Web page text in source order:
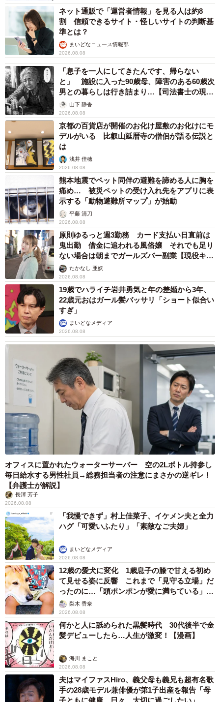
娘が受験をしました。一部の学校では、公式には推薦状を
求めていないにもかかわらず、実際には「有力者からの推
薦状」が合否に影響を与えるという噂が立つことがありま
す。そのために、親が知り合いやコネを駆使して推薦状を
集めることに奔走し、結局は「関係者」の力が試験の結果
を左右するような世界です。願書出願の時も、「ここはこ
う書いたほうがいい」とか「これはこうしないといけな
い」と塾から色々言われて、「そこまで学校はみてる？」
と思う反面、ささいなことで落ちたら嫌だという気持ちが
あり、全部従いました。
ネット通販で「運営者情報」を見る人は約8
割 信頼できるサイト・怪しいサイトの判断基
準とは？
まいどなニュース情報部
2026.08.08
「息子を一人にしてきたんです、帰らない
と」 施設に入った90歳母、障害のある60歳次
男との暮らしは行き詰まり…【司法書士の現場
から】山下 静香
2026.08.08
京都の百貨店が開催のお化け屋敷のお化けにモ
デルがいる 比叡山延暦寺の僧侶が語る伝説と
は
浅井 佳穂
2026.08.08
熊本地震でペット同伴の避難を諦める人に胸を
痛め… 被災ペットの受け入れ先をアプリに表
示する「動物避難所マップ」が始動
平藤 清刀
2026.08.08
原則ゆるっと週3勤務 カード支払い日直前は
鬼出勤 借金に追われる風俗嬢 それでも足り
ない場合は朝までガールズバー副業【現役キャ
ストに取材】
たかなし 亜妖
2026.08.08
19歳でハライチ岩井勇気と年の差婚から3年、
22歳元おはガール髪バッサリ「ショート似合い
すぎ」
まいどなメディア
2026.08.08
オフィスに置かれたウォーターサーバー 空の2Lボトル持参し
毎日給水する男性社員→総務担当者の注意にまさかの逆ギレ！
【弁護士が解説】
長澤 芳子
2026.08.08
「我慢できず」村上佳菜子、イケメン夫と全力
ハグ「可愛いふたり」「素敵なご夫婦」
まいどなメディア
2026.08.08
12歳の愛犬に変化 1歳息子の膝で甘える初め
て見せる姿に反響 これまで「見守る立場」だ
ったのに…「頭ポンポンが愛に満ちている」
「尊…」
梨木 香奈
2026.08.08
何かと人に舐められた黒髪時代 30代後半で金
髪デビューしたら…人生が激変！【漫画】
海川 まこと
2026.08.08
夫はマイファスHiro、義父母も義兄も超有名歌
手の28歳モデル兼俳優が第1子出産を報告「母
子ともに健康…日々、大切に過ごしたい」